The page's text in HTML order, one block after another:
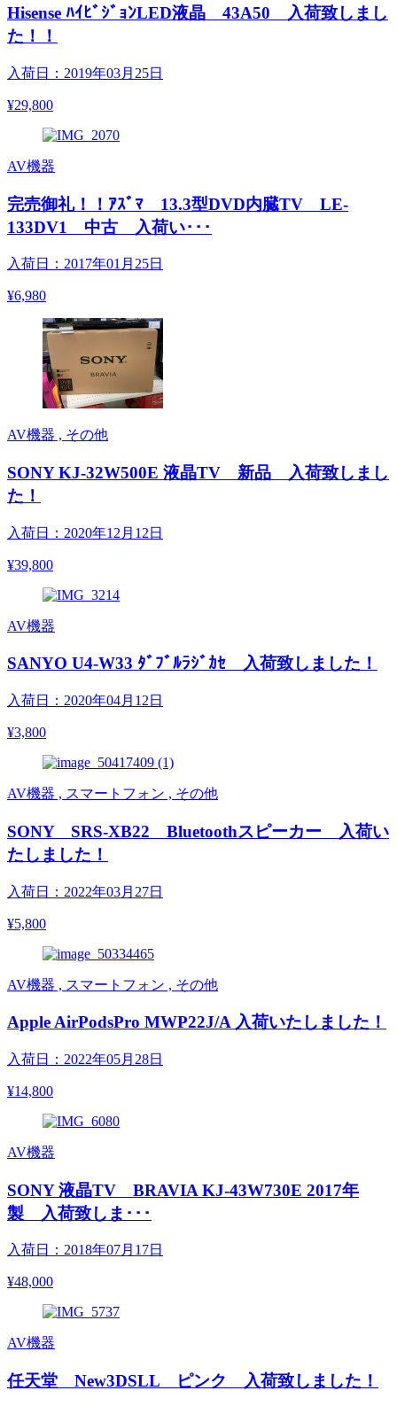
Hisense ﾊｲﾋﾞｼﾞｮﾝLED液晶 43A50 入荷致しまし
た！！
入荷日：2019年03月25日
¥29,800
AV機器
完売御礼！！ｱｽﾞﾏ 13.3型DVD内臓TV LE-
133DV1 中古 入荷い･･･
入荷日：2017年01月25日
¥6,980
AV機器 , その他
SONY KJ-32W500E 液晶TV 新品 入荷致しまし
た！
入荷日：2020年12月12日
¥39,800
AV機器
SANYO U4-W33 ﾀﾞﾌﾞﾙﾗｼﾞｶｾ 入荷致しました！
入荷日：2020年04月12日
¥3,800
AV機器 , スマートフォン , その他
SONY SRS-XB22 Bluetoothスピーカー 入荷い
たしました！
入荷日：2022年03月27日
¥5,800
AV機器 , スマートフォン , その他
Apple AirPodsPro MWP22J/A 入荷いたしました！
入荷日：2022年05月28日
¥14,800
AV機器
SONY 液晶TV BRAVIA KJ-43W730E 2017年
製 入荷致しま･･･
入荷日：2018年07月17日
¥48,000
AV機器
任天堂 New3DSLL ピンク 入荷致しました！